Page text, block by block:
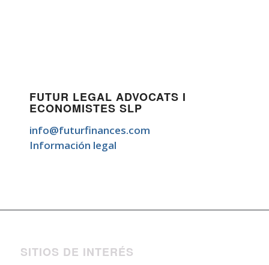
FUTUR LEGAL ADVOCATS I
ECONOMISTES SLP
info@futurfinances.com
Información legal
SITIOS DE INTERÉS